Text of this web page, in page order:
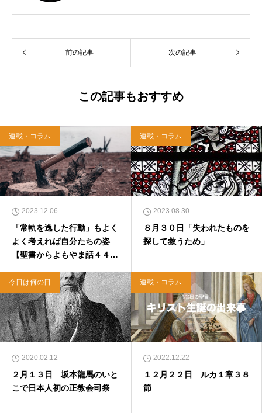
う宗教法人専門の行政書士。2020年7月よりク
「上馬キリスト教会（@kamiumach）」の運営
を行う「まじめ担当」。 著書に『聖書を読んだ
西洋哲学超入門〜』（日本実業出版）、『人生
イヤモンド社）、『世界一ゆるい聖書入門』、
『世界一ゆるい聖書教室』（「ふざけ担当」LE
ONとの共著、講談社）などがある。新著<a hr
ef="https://amzn.to/376F9aC">『ふっと心がラ
クになる 眠れぬ夜の聖書のことば』（大和書
房）</a>２０２２年３月１５日発売。
前の記事 次の記事
この記事もおすすめ
連載・コラム
2023.12.06
「常軌を逸した行動」もよく
よく考えれば自分たちの姿
【聖書からよもやま話４４
連載・コラム
2023.08.30
８月３０日「失われたものを
探して救うため」
今日は何の日
2020.02.12
２月１３日 坂本龍馬のいと
こで日本人初の正教会司祭
連載・コラム
2022.12.22
１２月２２日 ルカ１章３８
節